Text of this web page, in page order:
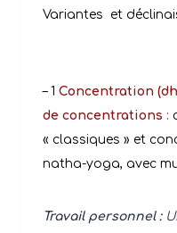
Variantes et
– 1 Concentration
de concentrations :
« classiques » et
natha-yoga, avec
Travail personnel :